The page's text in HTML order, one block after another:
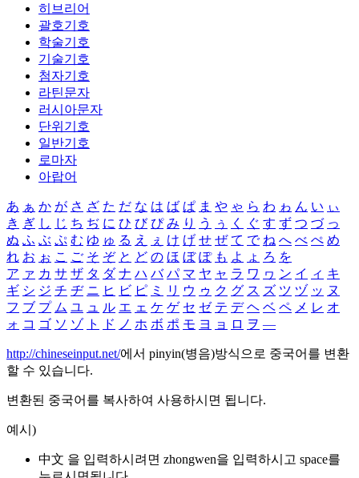
히브리어
괄호기호
학술기호
기술기호
첨자기호
라틴문자
러시아문자
단위기호
일반기호
로마자
아랍어
あ ぁ か が さ ざ た だ な は ば ぱ ま や ゃ ら わ ゎ ん い ぃ
き ぎ し じ ち ぢ に ひ び ぴ み り う ぅ く ぐ す ず つ づ っ
ぬ ふ ぶ ぷ む ゆ ゅ る え ぇ け げ せ ぜ て で ね へ べ ぺ め
れ お ぉ こ ご そ ぞ と ど の ほ ぼ ぽ も よ ょ ろ を
ア ァ カ サ ザ タ ダ ナ ハ バ パ マ ヤ ャ ラ ワ ヮ ン イ ィ キ
ギ シ ジ チ ヂ ニ ヒ ビ ピ ミ リ ウ ゥ ク グ ス ズ ツ ヅ ッ ヌ
フ ブ プ ム ユ ュ ル エ ェ ケ ゲ セ ゼ テ デ ヘ ベ ペ メ レ オ
ォ コ ゴ ソ ゾ ト ド ノ ホ ボ ポ モ ヨ ョ ロ ヲ ―
http://chineseinput.net/에서 pinyin(병음)방식으로 중국어를 변환
할 수 있습니다.
변환된 중국어를 복사하여 사용하시면 됩니다.
예시)
中文 을 입력하시려면 zhongwen을 입력하시고 space를